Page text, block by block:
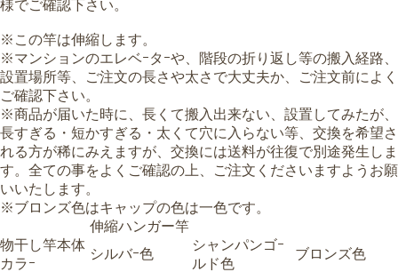
様でご確認下さい。
※この竿は伸縮します。
※マンションのエレベｰタｰや、階段の折り返し等の搬入経路、
設置場所等、
ご注文の長さや太さで大丈夫か、ご注文前によく
ご確認下さい。
※商品が届いた時に、 長くて搬入出来ない、設置してみたが、
長すぎる・短かすぎる・太くて穴に入らない等、 交換を希望さ
れる方が稀にみえますが、交換には送料が往復で別途発生しま
す。 全ての事をよくご確認の上、
ご注文くださいますようお願
いいたします。
※ブロンズ色はキャップの色は一色です。
伸縮ハンガー竿
物干し竿本体
カラｰ
シルバｰ色
シャンパンゴｰ
ルド色
ブロンズ色